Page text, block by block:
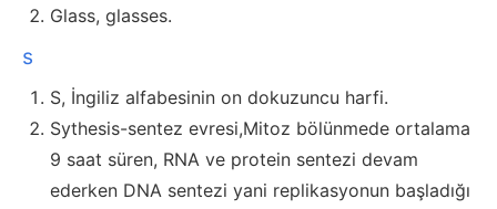
Glass, glasses.
s
S, İngiliz alfabesinin on dokuzuncu harfi.
Sythesis-sentez evresi,Mitoz bölünmede ortalama
9 saat süren, RNA ve protein sentezi devam
ederken DNA sentezi yani replikasyonun başladığı